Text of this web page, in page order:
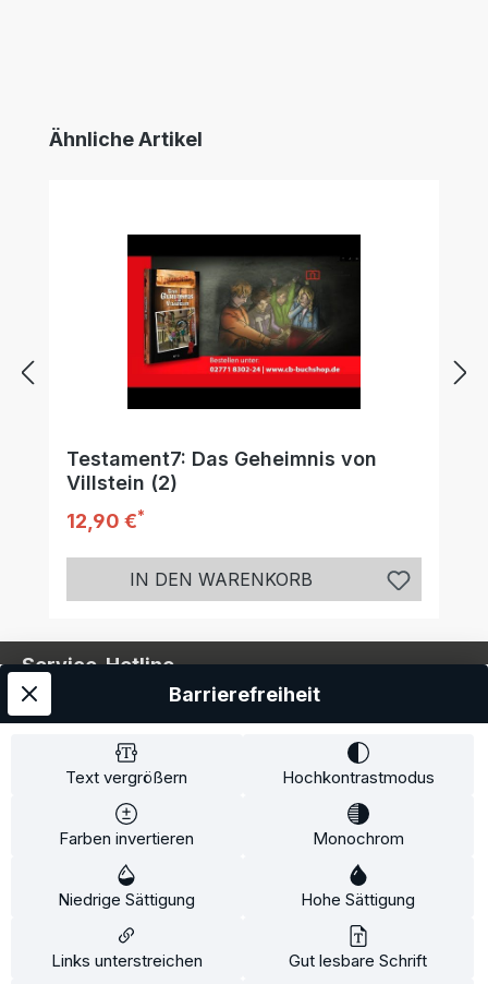
Produktgalerie überspringen
Ähnliche Artikel
Testament7: Das Geheimnis von
Villstein (2)
Regulärer Preis:
12,90 €*
IN DEN WARENKORB
Service-Hotline
Service
Information
* Alle Preise inkl. gesetzl. Mehrwertsteuer zzgl.
und ggf. Nachnahmegebühren, wenn
Text vergrößern Hochkontrastmodus
Farben invertieren Monochrom
Niedrige Sättigung Hohe Sättigung
Links unterstreichen Gut lesbare Schrift
Barrierefreiheit